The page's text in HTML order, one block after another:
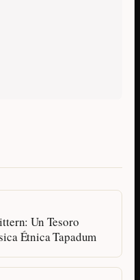
Un Tesoro
Étnica Tapadum